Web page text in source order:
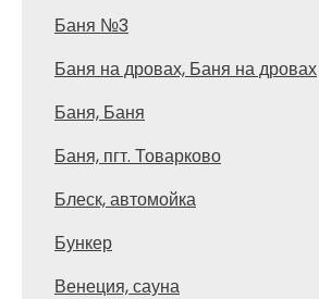
Баня №3
Баня на дровах, Баня на дровах
Баня, Баня
Баня, пгт. Товарково
Блеск, автомойка
Бункер
Венеция, сауна